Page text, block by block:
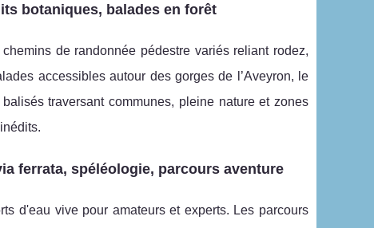
botaniques, balades en forêt
de randonnée pédestre variés reliant rodez,
accessibles autour des gorges de l’Aveyron, le
traversant communes, pleine nature et zones
ferrata, spéléologie, parcours aventure
d'eau vive pour amateurs et experts. Les parcours